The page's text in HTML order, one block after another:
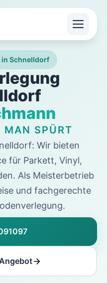
Schnelldorf
MAN SPÜRT
Wir bieten
für Parkett, Vinyl,
Als Meisterbetrieb
und fachgerechte